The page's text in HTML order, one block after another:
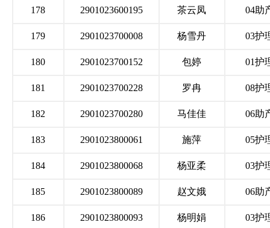
178 2901023600195 茶云凤 04助
179 2901023700008 杨雪丹 03护
180 2901023700152 包婷 01护
181 2901023700228 罗冉 08护
182 2901023700280 马佳佳 06助
183 2901023800061 施萍 05护
184 2901023800068 杨亚柔 03护
185 2901023800089 赵文娥 06助
186 2901023800093 杨明娟 03护